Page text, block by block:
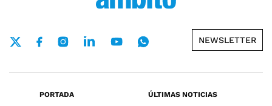
NEWSLETTER
PORTADA
ÚLTIMAS NOTICIAS